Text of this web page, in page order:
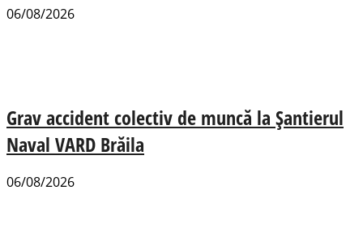
06/08/2026
Grav accident colectiv de muncă la Șantierul
Naval VARD Brăila
06/08/2026